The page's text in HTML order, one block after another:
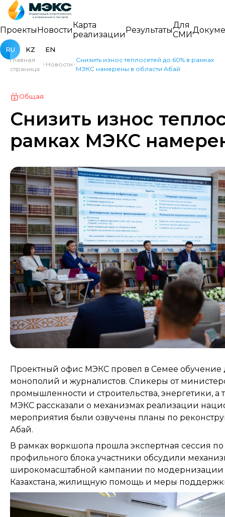
ПроектыНовостиКарта
реализацииРезультатыДля
СМИ
RU KZ EN
Главная
страница
Новости
Снизить износ теплосетей до 60% в рамках
МЭКС намерены в области Абай
Общая
Снизить износ
рамках МЭКС
Проектный офис МЭКС провел в Семее обучение
монополий и журналистов. Спикеры от
промышленности и строительства, энергетики,
МЭКС рассказали о механизмах реализации
мероприятия были озвучены планы по
Абай.
В рамках воркшопа прошла экспертная сессия
профильного блока участники обсудили
широкомасштабной кампании по модернизации
Казахстана, жилищную помощь и меры